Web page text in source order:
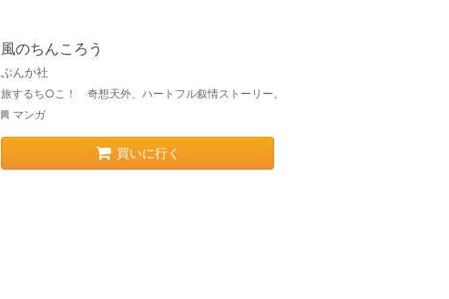
風のちんころう
ぶんか社
旅するち○こ！ 奇想天外、ハートフル叙情ストーリー。
マンガ
買いに行く